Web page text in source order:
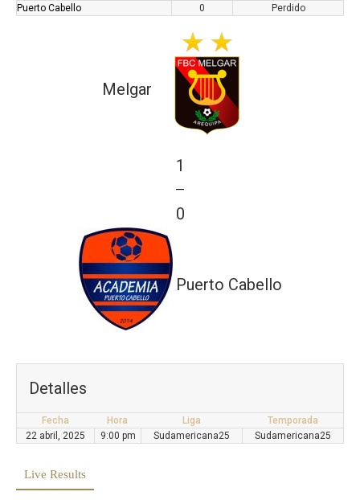
Puerto Cabello
0 Perdido
Melgar
1
—
0
Puerto Cabello
Detalles
Fecha Hora Liga
Temporada
22 abril, 2025
9:00 pm Sudamericana25 Sudamericana25
Live Results